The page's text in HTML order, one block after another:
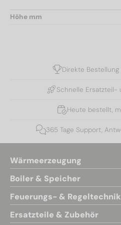
Höhe mm
Direkte
Schnelle Ersatzteil-
Heute bestellt,
365 Tage Support,
Wärmeerzeugung
Boiler & Speicher
Feuerungs- & Regeltechnik
Ersatzteile & Zubehör